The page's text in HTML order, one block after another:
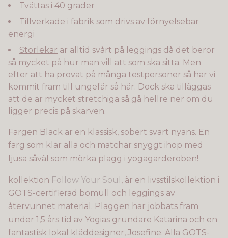
Tvättas i 40 grader
Tillverkade i fabrik som drivs av förnyelsebar
energi
Storlekar är alltid svårt på leggings då det beror
så mycket på hur man vill att som ska sitta. Men
efter att ha provat på många testpersoner så har vi
kommit fram till ungefär så här. Dock ska tilläggas
att de är mycket stretchiga så gå hellre ner om du
ligger precis på skarven.
Färgen Black är en klassisk, sobert svart nyans. En
färg som klär alla och matchar snyggt ihop med
ljusa såväl som mörka plagg i yogagarderoben!
kollektion Follow Your Soul , är en livsstilskollektion i
GOTS-certifierad bomull och leggings av
återvunnet material. Plaggen har jobbats fram
under 1,5 års tid av Yogias grundare Katarina och en
fantastisk lokal kläddesigner, Josefine. Alla GOTS-